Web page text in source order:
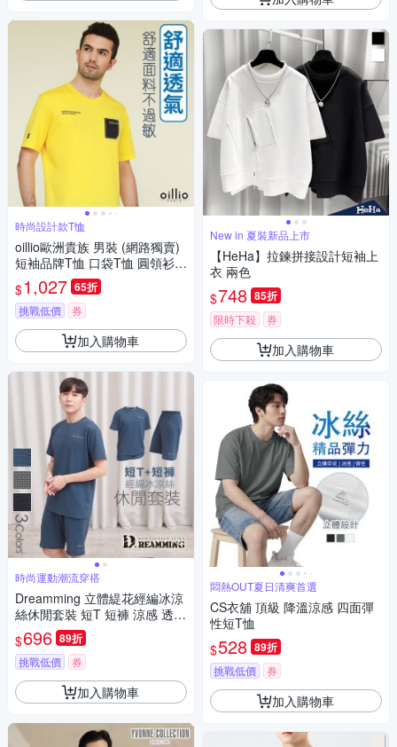
時尚設計款T恤
oillio歐洲貴族 男裝 (網路獨賣)
短袖品牌T恤 口袋T恤 圓領衫
透氣排汗 彈力 黃色 法國品牌
$1,027 65折
挑戰低價 券
加入購物車
時尚運動潮流穿搭
Dreamming 立體緹花經編冰涼
絲休閒套裝 短T 短褲 涼感 透
氣-共三色
$696 89折
挑戰低價 券
加入購物車
New in 夏裝新品上市
【HeHa】拉鍊拼接設計短袖上
衣 兩色
$748 85折
限時下殺 券
加入購物車
悶熱OUT夏日清爽首選
CS衣舖 頂級 降溫涼感 四面彈
性短T恤
$528 89折
挑戰低價 券
加入購物車